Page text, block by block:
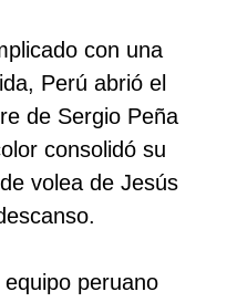
con una
Perú abrió el
de Sergio Peña
consolidó su
volea de Jesús
peruano